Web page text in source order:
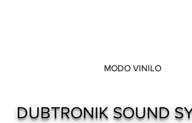
MODO VINILO
DUBTRONIK SOUND